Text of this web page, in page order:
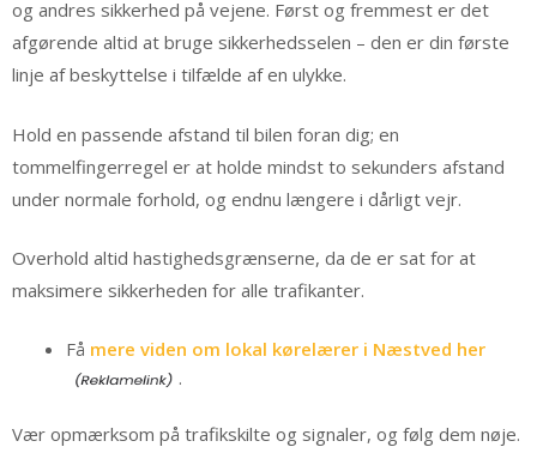
og andres sikkerhed på vejene. Først og fremmest er det
afgørende altid at bruge sikkerhedsselen – den er din første
linje af beskyttelse i tilfælde af en ulykke.
Hold en passende afstand til bilen foran dig; en
tommelfingerregel er at holde mindst to sekunders afstand
under normale forhold, og endnu længere i dårligt vejr.
Overhold altid hastighedsgrænserne, da de er sat for at
maksimere sikkerheden for alle trafikanter.
Få mere viden om lokal kørelærer i Næstved her
.
Vær opmærksom på trafikskilte og signaler, og følg dem nøje.